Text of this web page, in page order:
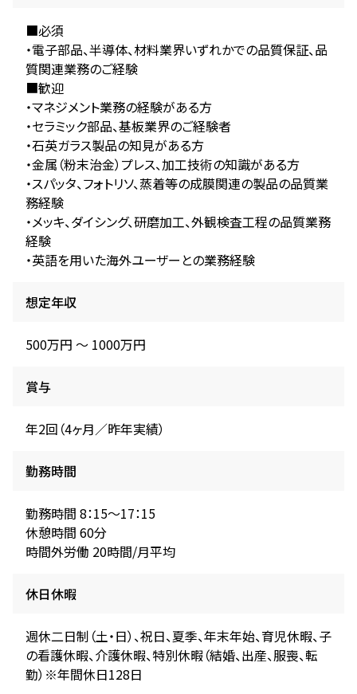
■必須
・電子部品、半導体、材料業界いずれかでの品質保証、品
質関連業務のご経験
■歓迎
・マネジメント業務の経験がある方
・セラミック部品、基板業界のご経験者
・石英ガラス製品の知見がある方
・金属（粉末治金）プレス、加工技術の知識がある方
・スパッタ、フォトリソ、蒸着等の成膜関連の製品の品質業
務経験
・メッキ、ダイシング、研磨加工、外観検査工程の品質業務
経験
・英語を用いた海外ユーザーとの業務経験
想定年収
500万円 〜 1000万円
賞与
年2回（4ヶ月／昨年実績）
勤務時間
勤務時間 8：15～17：15
休憩時間 60分
時間外労働 20時間/月平均
休日休暇
週休二日制（土・日）、祝日、夏季、年末年始、育児休暇、子
の看護休暇、介護休暇、特別休暇（結婚、出産、服喪、転
勤）※年間休日128日